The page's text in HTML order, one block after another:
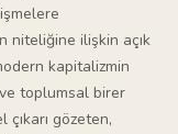
niteliğine ilişkin açık
kapitalizmin
toplumsal birer
gözeten,